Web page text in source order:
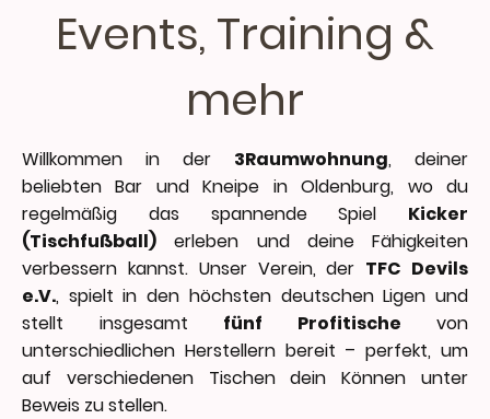
Willkommen in der 3Raumwohnung, deiner
beliebten Bar und Kneipe in Oldenburg, wo du
regelmäßig das spannende Spiel Kicker
(Tischfußball) erleben und deine Fähigkeiten
verbessern kannst. Unser Verein, der TFC Devils
e.V., spielt in den höchsten deutschen Ligen und
stellt insgesamt fünf Profitische von
unterschiedlichen Herstellern bereit – perfekt, um
auf verschiedenen Tischen dein Können unter
Beweis zu stellen.
Events, Training &
mehr